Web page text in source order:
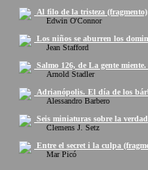
Al filo de la tristeza (fragmento)
Edwin O'Connor
Los niños se aburren los
Jean Stafford
Salmo 126, de La gente
Arnold Stadler
Adrianópolis. El día de los
Alessandro Barbero
Seis miniaturas sobre la
Clemens J. Setz
Entre el secret i la culpa
Mar Picó